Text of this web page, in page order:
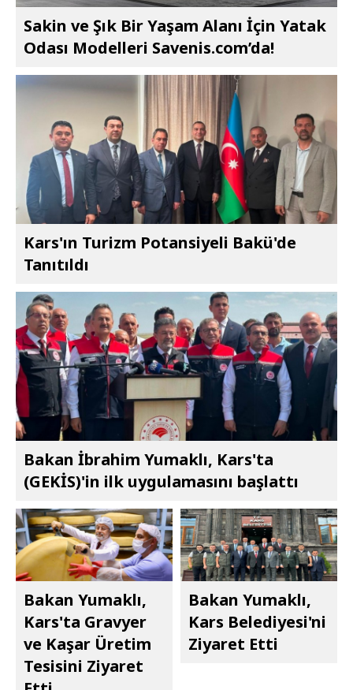
Sakin ve Şık Bir Yaşam Alanı İçin Yatak
Odası Modelleri Savenis.com’da!
Kars'ın Turizm Potansiyeli Bakü'de
Tanıtıldı
Bakan İbrahim Yumaklı, Kars'ta
(GEKİS)'in ilk uygulamasını başlattı
Bakan Yumaklı,
Kars'ta Gravyer
ve Kaşar Üretim
Tesisini Ziyaret
Bakan Yumaklı,
Kars Belediyesi'ni
Ziyaret Etti